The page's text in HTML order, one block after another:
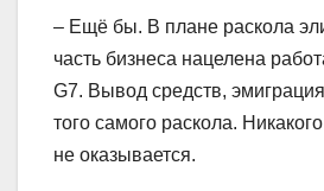
– Ещё бы. В плане раскола
часть бизнеса нацелена
G7. Вывод средств,
того самого раскола.
не оказывается.